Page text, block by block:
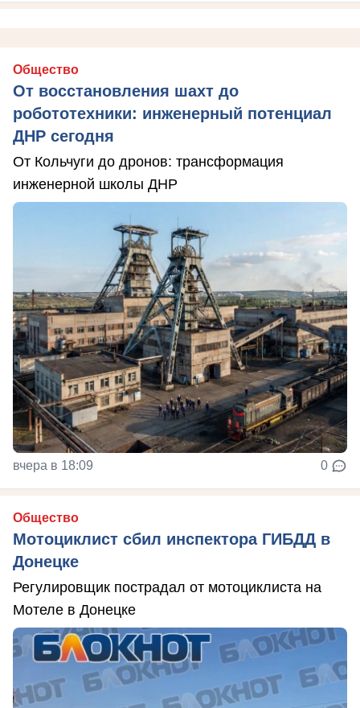
Общество
От восстановления шахт до
робототехники: инженерный потенциал
ДНР сегодня
От Кольчуги до дронов: трансформация
инженерной школы ДНР
вчера в 18:09 0
Общество
Мотоциклист сбил инспектора ГИБДД в
Донецке
Регулировщик пострадал от мотоциклиста на
Мотеле в Донецке